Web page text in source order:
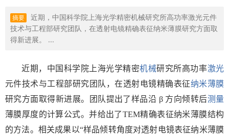
摘要
近期，中国科学院上海光学精密机械研究所高功率激光元件
技术与工程部研究团队，在透射电镜精确表征纳米薄膜研究方面取
得新进展。 ...
近期，中国科学院上海光学精密机械研究所高功率激光
元件技术与工程部研究团队，在透射电镜精确表征纳米薄膜
研究方面取得新进展。团队提出了样品沿 β 方向倾转后测量
薄膜厚度的计算公式。并给出了TEM精确表征纳米薄膜结构
的方法。相关成果以“样品倾转角度对透射电镜表征纳米薄膜